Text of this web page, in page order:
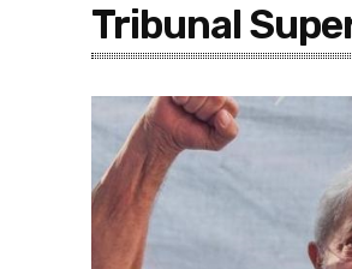
Tribunal